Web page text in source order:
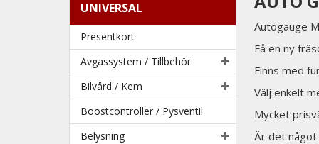
UNIVERSAL
Presentkort
Avgassystem / Tillbehör
Bilvård / Kem
Boostcontroller / Pysventil
Belysning
Autogauge
Få en ny
Finns med
Välj enkelt
Mycket
Är det